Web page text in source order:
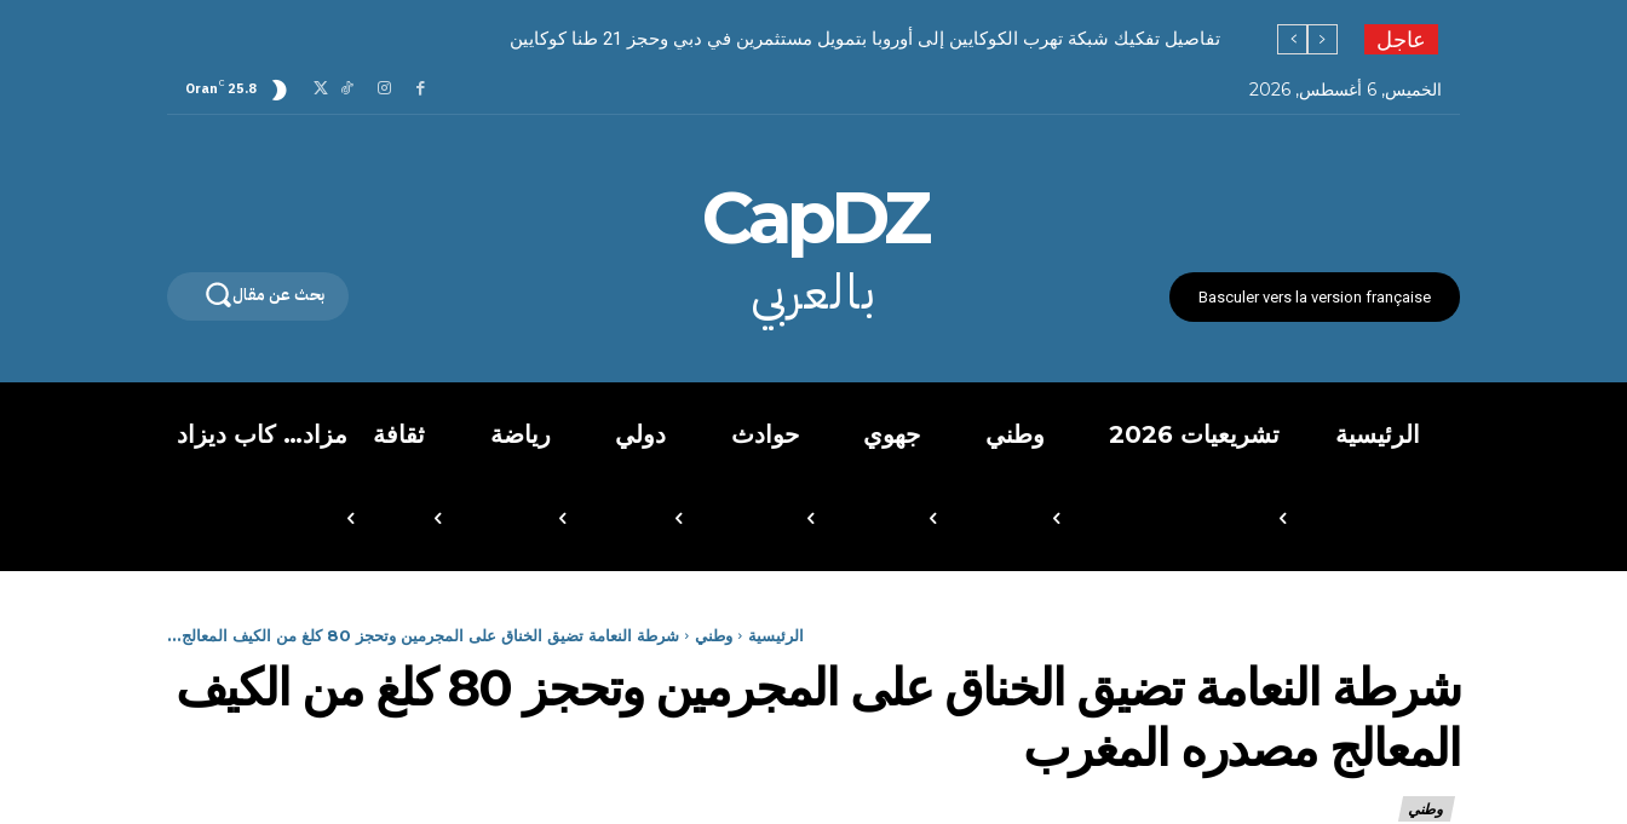
عاجل تفاصيل تفكيك شبكة تهرب الكوكايين إلى أوروبا بتمويل مستثمرين في دبي وحجز 21 طنا كوكايين
الخميس, 6 أغسطس, 2026 25.8
C
Oran
Basculer vers la version française
CapDZ
بالعربي بحث عن مقال
الرئيسية تشريعيات 2026 وطني جهوي حوادث دولي رياضة ثقافة مزاد… كاب ديزاد
الرئيسية وطني شرطة النعامة تضيق الخناق على المجرمين وتحجز 80 كلغ من الكيف المعالج...
شرطة النعامة تضيق الخناق على المجرمين وتحجز 80 كلغ من الكيف
المعالج مصدره المغرب
وطني